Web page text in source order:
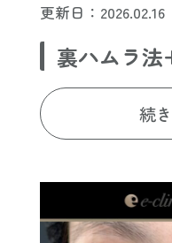
更新日：2026.02.16
裏ハムラ
続